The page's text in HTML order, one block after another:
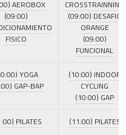
AEROBOX
(09:00)
FISICO
CROSSTRAINNING
(09:00) DESAFIO
ORANGE
(09:00)
FUNCIONAL
YOGA
GAP-BAP
(10:00) INDOOR
CYCLING
(10:00) GAP
PILATES (11:00) PILATES